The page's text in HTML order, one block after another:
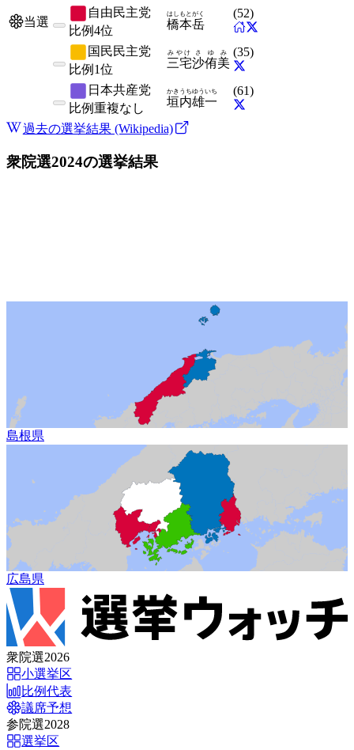
当選
自由民主党
比例4位 橋本
はしもと
岳
がく (52)
国民民主党
比例 1位 三宅
みやけ
沙侑美
さゆみ (35)
日本共産党
比例重複なし 垣内
かきうち
雄一
ゆういち (61)
過去の選挙結果 (Wikipedia)
衆院選2024の選挙結果
島根県
広島県
衆院選2026
小選挙区
比例代表
議席予想
参院選2028
選挙区